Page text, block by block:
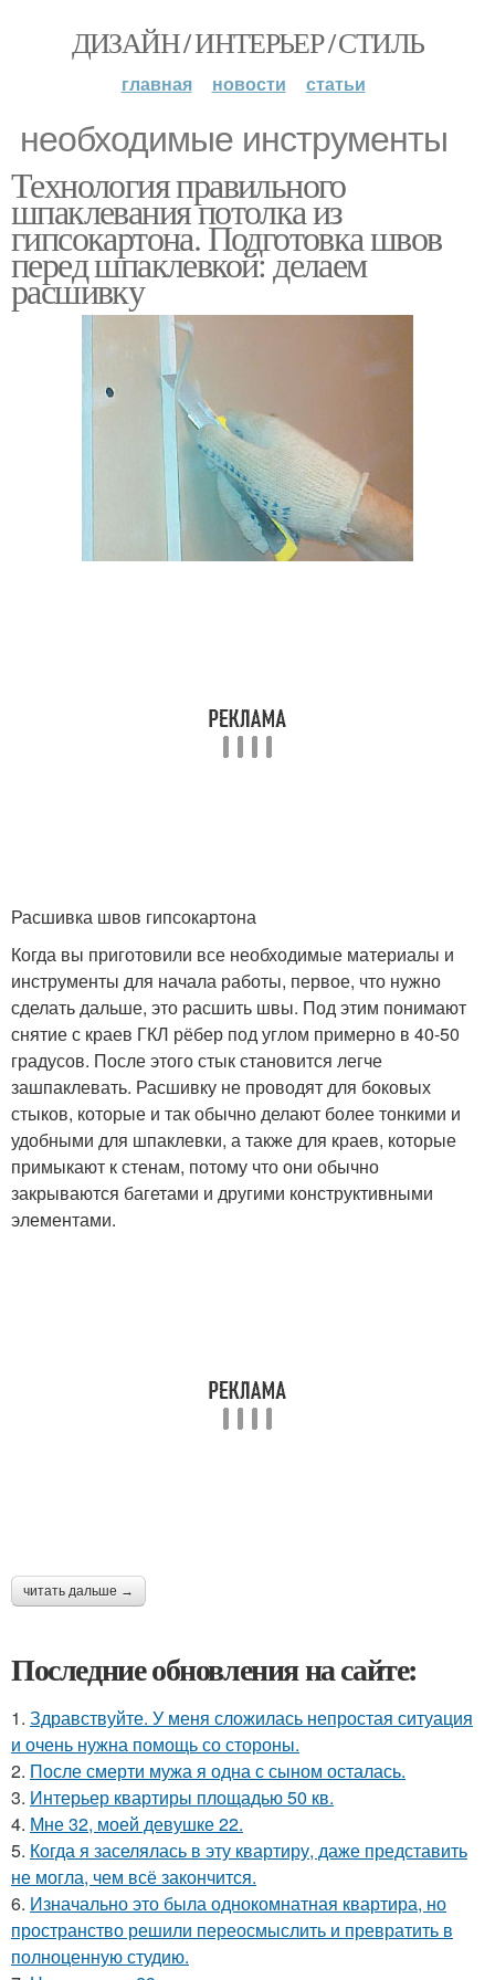
ДИЗАЙН / ИНТЕРЬЕР / СТИЛЬ
главная новости статьи
необходимые инструменты
Технология правильного
шпаклевания потолка из
гипсокартона. Подготовка швов
перед шпаклевкой: делаем
расшивку
Расшивка швов гипсокартона
Когда вы приготовили все необходимые материалы и
инструменты для начала работы, первое, что нужно
сделать дальше, это расшить швы. Под этим понимают
снятие с краев ГКЛ рёбер под углом примерно в 40-50
градусов. После этого стык становится легче
зашпаклевать. Расшивку не проводят для боковых
стыков, которые и так обычно делают более тонкими и
удобными для шпаклевки, а также для краев, которые
примыкают к стенам, потому что они обычно
закрываются багетами и другими конструктивными
элементами.
читать дальше →
Последние обновления на сайте:
1. Здравствуйте. У меня сложилась непростая ситуация
и очень нужна помощь со стороны.
2. После смерти мужа я одна с сыном осталась.
3. Интерьер квартиры площадью 50 кв.
4. Мне 32, моей девушке 22.
5. Когда я заселялась в эту квартиру, даже представить
не могла, чем всё закончится.
6. Изначально это была однокомнатная квартира, но
пространство решили переосмыслить и превратить в
полноценную студию.